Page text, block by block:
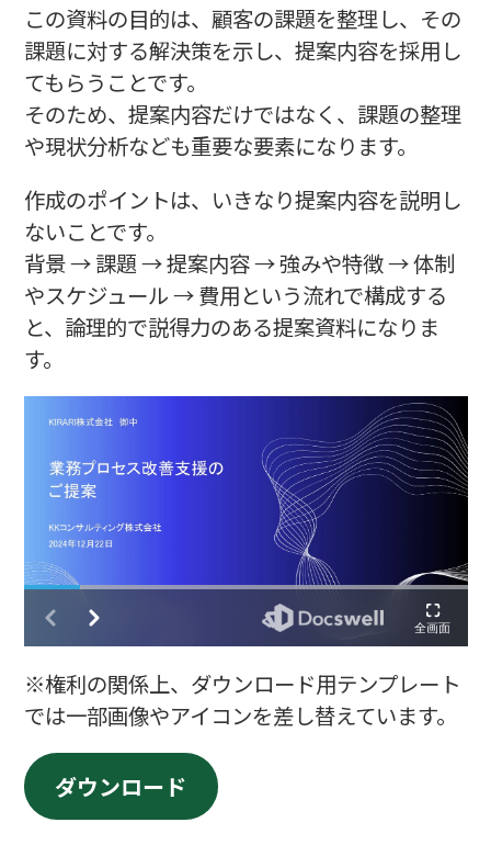
この資料の目的は、顧客の課題を整理し、その
課題に対する解決策を示し、提案内容を採用し
てもらうことです。
そのため、提案内容だけではなく、課題の整理
や現状分析なども重要な要素になります。
作成のポイントは、いきなり提案内容を説明し
ないことです。
背景 → 課題 → 提案内容 → 強みや特徴 → 体制
やスケジュール → 費用という流れで構成する
と、論理的で説得力のある提案資料になりま
す。
※権利の関係上、ダウンロード用テンプレート
では一部画像やアイコンを差し替えています。
ダウンロード